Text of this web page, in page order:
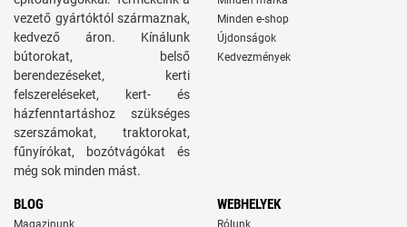
vezető gyártóktól származnak,
kedvező áron. Kínálunk
bútorokat, belső
berendezéseket, kerti
felszereléseket, kert- és
házfenntartáshoz szükséges
szerszámokat, traktorokat,
fűnyírókat, bozótvágókat és
még sok minden mást.
Minden e-shop
Újdonságok
Kedvezmények
BLOG
Magazinunk
WEBHELYEK
Rólunk